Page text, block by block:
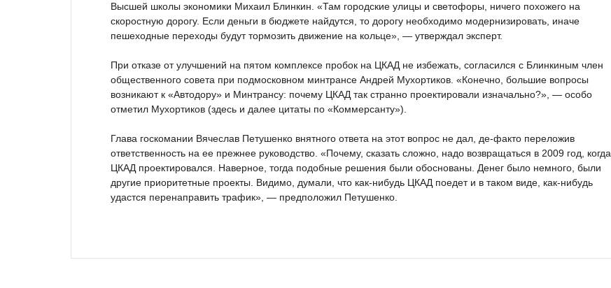
Высшей школы экономики Михаил Блинкин. «Там городские улицы и светофоры, ничего похожего на
скоростную дорогу. Если деньги в бюджете найдутся, то дорогу необходимо модернизировать, иначе
пешеходные переходы будут тормозить движение на кольце», — утверждал эксперт.
При отказе от улучшений на пятом комплексе пробок на ЦКАД не избежать, согласился с Блинкиным член
общественного совета при подмосковном минтрансе Андрей Мухортиков. «Конечно, большие вопросы
возникают к «Автодору» и Минтрансу: почему ЦКАД так странно проектировали изначально?», — особо
отметил Мухортиков (здесь и далее цитаты по «Коммерсанту»).
Глава госкомании Вячеслав Петушенко внятного ответа на этот вопрос не дал, де-факто переложив
ответственность на ее прежнее руководство. «Почему, сказать сложно, надо возвращаться в 2009 год, когда
ЦКАД проектировался. Наверное, тогда подобные решения были обоснованы. Денег было немного, были
другие приоритетные проекты. Видимо, думали, что как-нибудь ЦКАД поедет и в таком виде, как-нибудь
удастся перенаправить трафик», — предположил Петушенко.